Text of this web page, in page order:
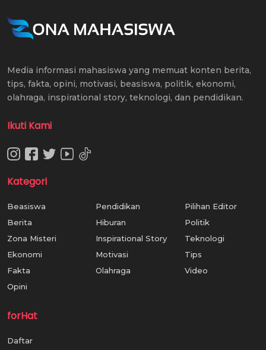
Media informasi mahasiswa yang memuat konten berita,
tips, fakta, opini, motivasi, beasiswa, politik, ekonomi,
olahraga, inspirational story, teknologi, dan pendidikan.
Ikuti Kami
Kategori
Beasiswa
Berita
Zona Misteri
Ekonomi
Fakta
Opini
Pendidikan
Hiburan
Inspirational Story
Motivasi
Olahraga
Pilihan Editor
Politik
Teknologi
Tips
Video
forHat
Daftar